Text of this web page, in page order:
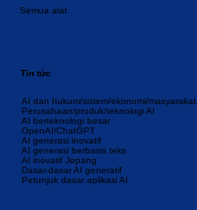
Semua alat
AI dan hukum/sistem/ekonomi/masyarakat
Perusahaan/produk/teknologi AI
AI berteknologi besar
OpenAI/ChatGPT
AI generasi inovatif
AI generasi berbasis teks
AI inovatif Jepang
Dasar-dasar AI generatif
Petunjuk dasar aplikasi AI
Tin tức